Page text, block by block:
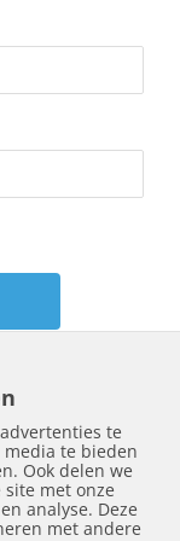
te
te bieden
Ook delen we
met onze
analyse. Deze
met andere